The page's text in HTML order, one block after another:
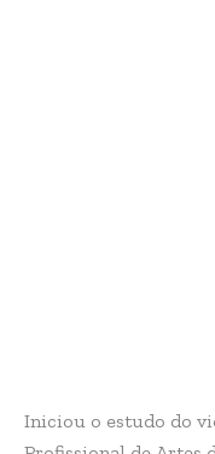
Iniciou o estudo do